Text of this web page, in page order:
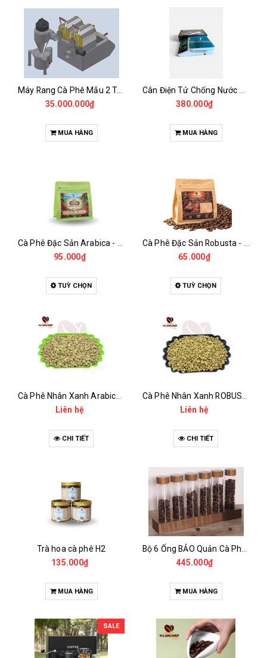
Máy Rang Cà Phê Mẫu 2 Trống Rang (500+500gr)
35.000.000₫
MUA HÀNG
380.000₫
MUA HÀNG
95.000₫
TUỲ CHỌN
65.000₫
TUỲ CHỌN
Liên hệ
CHI TIẾT
Liên hệ
CHI TIẾT
Trà hoa cà phê H2
135.000₫
MUA HÀNG
445.000₫
MUA HÀNG
SALE